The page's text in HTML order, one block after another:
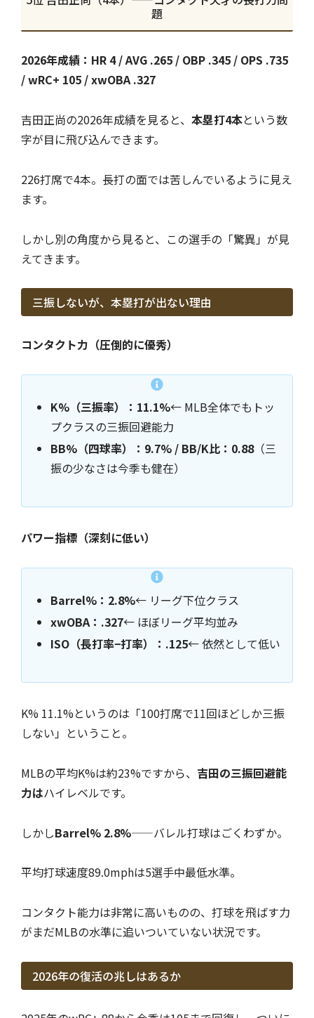
題
2026年成績：HR 4 / AVG .265 / OBP .345 / OPS .735
/ wRC+ 105 / xwOBA .327
吉田正尚の2026年成績を見ると、 本塁打4本という数
字が目に飛び込んできます。
226打席で4本。長打の面では苦しんでいるように見え
ます。
しかし別の角度から見ると、この選手の「驚異」が見
えてきます。
三振しないが、本塁打が出ない理由
コンタクト力（圧倒的に優秀）
K%（三振率）：11.1%← MLB全体でもトッ
プクラスの三振回避能力
BB%（四球率）：9.7% / BB/K比：0.88（三
振の少なさは今季も健在）
パワー指標（深刻に低い）
Barrel%：2.8%← リーグ下位クラス
xwOBA：.327← ほぼリーグ平均並み
ISO（長打率−打率）：.125← 依然として低い
K% 11.1%というのは「100打席で11回ほどしか三振
しない」ということ。
MLBの平均K%は約23%ですから、 吉田の三振回避能
力はハイレベルです。
しかしBarrel% 2.8%——バレル打球はごくわずか。
平均打球速度89.0mphは5選手中最低水準。
コンタクト能力は非常に高いものの、打球を飛ばす力
がまだMLBの水準に追いついていない状況です。
2026年の復活の兆しはあるか